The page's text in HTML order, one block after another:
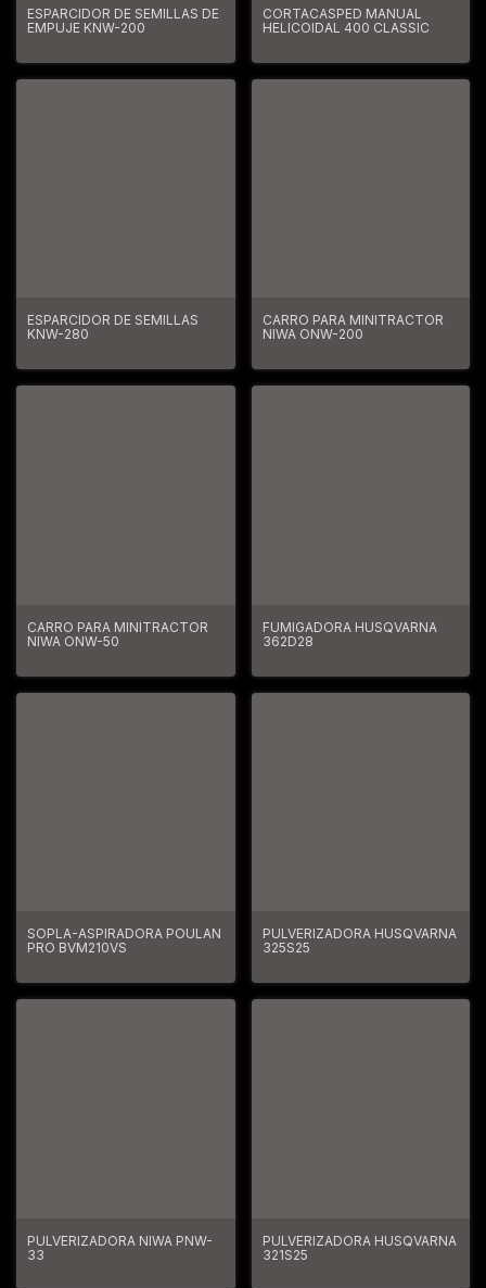
ESPARCIDOR DE SEMILLAS DE
EMPUJE KNW-200
CORTACÄSPED MANUAL
HELICOIDAL 400 CLASSIC
ESPARCIDOR DE SEMILLAS
KNW-280
CARRO PARA MINITRACTOR
NIWA ONW-200
CARRO PARA MINITRACTOR
NIWA ONW-50
FUMIGADORA HUSQVARNA
362D28
SOPLA-ASPIRADORA POULAN
PRO BVM210VS
PULVERIZADORA HUSQVARNA
325S25
PULVERIZADORA NIWA PNW-
33
PULVERIZADORA HUSQVARNA
321S25